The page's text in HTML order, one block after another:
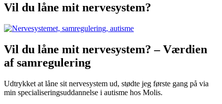
Vil du låne mit nervesystem?
Vil du låne mit nervesystem? – Værdien
af samregulering
Udtrykket at låne sit nervesystem ud, stødte jeg første gang på via
min specialiseringsuddannelse i autisme hos Molis.